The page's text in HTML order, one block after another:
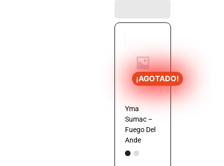
¡AGOTADO!
Yma
Sumac –
Fuego Del
Ande